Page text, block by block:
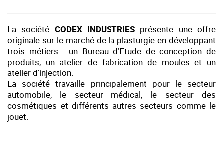
La société CODEX INDUSTRIES présente une offre
originale sur le marché de la plasturgie en développant
trois métiers : un Bureau d’Etude de conception de
produits, un atelier de fabrication de moules et un
atelier d’injection.
La société travaille principalement pour le secteur
automobile, le secteur médical, le secteur des
cosmétiques et différents autres secteurs comme le
jouet.